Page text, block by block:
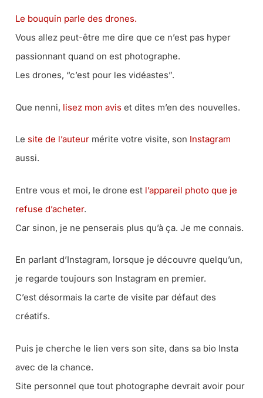
Le bouquin parle des drones.
Vous allez peut-être me dire que ce n’est pas hyper
passionnant quand on est photographe.
Les drones, “c’est pour les vidéastes”.
Que nenni, lisez mon avis et dites m’en des nouvelles.
Le site de l’auteur mérite votre visite, son Instagram
aussi.
Entre vous et moi, le drone est l’appareil photo que je
refuse d’acheter.
Car sinon, je ne penserais plus qu’à ça. Je me connais.
En parlant d’Instagram, lorsque je découvre quelqu’un,
je regarde toujours son Instagram en premier.
C’est désormais la carte de visite par défaut des
créatifs.
Puis je cherche le lien vers son site, dans sa bio Insta
avec de la chance.
Site personnel que tout photographe devrait avoir pour